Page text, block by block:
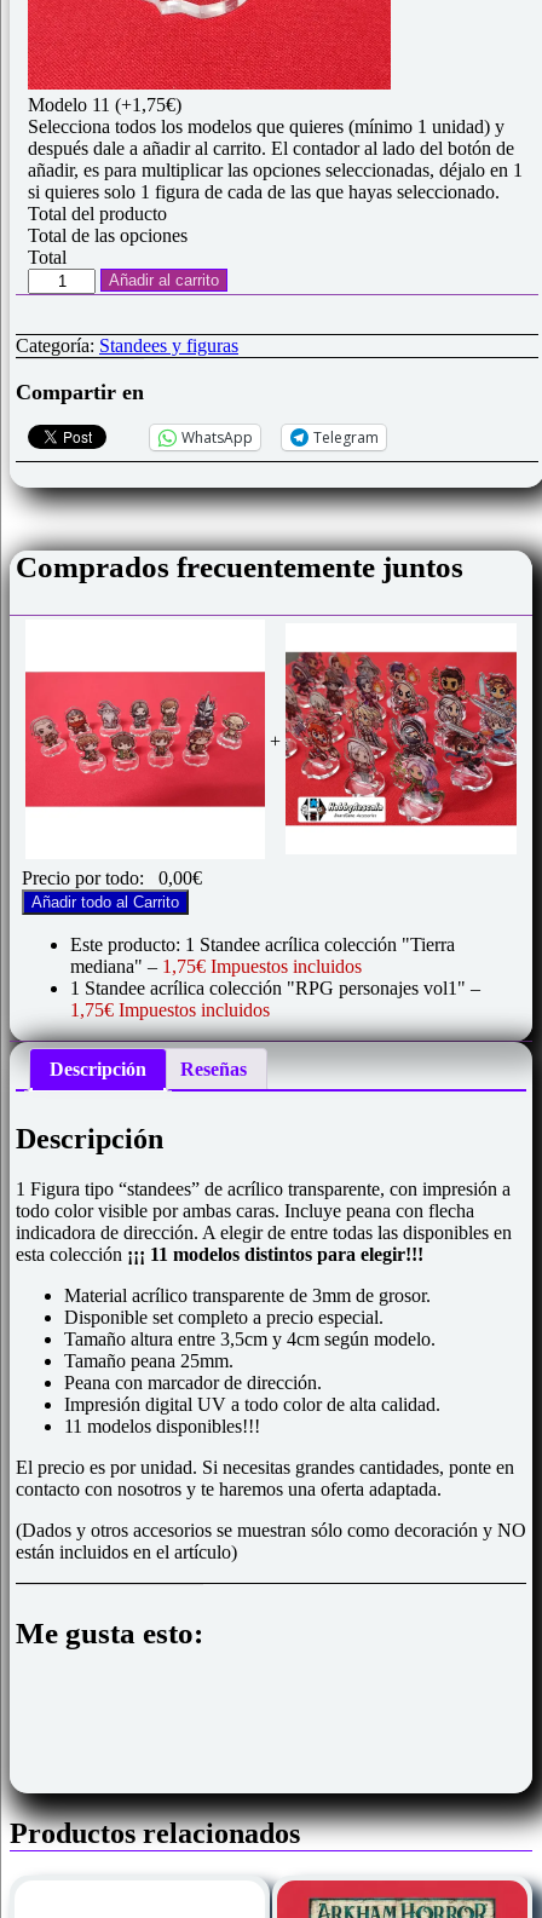
Modelo 11 (+1,75€)
Selecciona todos los modelos que quieres (mínimo 1 unidad) y
después dale a añadir al carrito. El contador al lado del botón de
añadir, es para multiplicar las opciones seleccionadas, déjalo en 1
si quieres solo 1 figura de cada de las que hayas seleccionado.
Total del producto
Total de las opciones
Total
Standee
colección
"Tierra
mediana"
cantidad
Añadir al carrito
Categoría: Standees y figuras
Compartir en
WhatsApp Telegram
Comprados frecuentemente juntos
+
Precio por todo: 0,00€
Añadir todo al Carrito
Este producto: 1 Standee acrílica colección "Tierra
mediana" – 1,75€ Impuestos incluidos
1 Standee acrílica colección "RPG personajes vol1" –
1,75€ Impuestos incluidos
Descripción Reseñas
Descripción
1 Figura tipo “standees” de acrílico transparente, con impresión a
todo color visible por ambas caras. Incluye peana con flecha
indicadora de dirección. A elegir de entre todas las disponibles en
esta colección ¡¡¡ 11 modelos distintos para elegir!!!
Material acrílico transparente de 3mm de grosor.
Disponible set completo a precio especial.
Tamaño altura entre 3,5cm y 4cm según modelo.
Tamaño peana 25mm.
Peana con marcador de dirección.
Impresión digital UV a todo color de alta calidad.
11 modelos disponibles!!!
El precio es por unidad. Si necesitas grandes cantidades, ponte en
contacto con nosotros y te haremos una oferta adaptada.
(Dados y otros accesorios se muestran sólo como decoración y NO
están incluidos en el artículo)
Me gusta esto:
Productos relacionados